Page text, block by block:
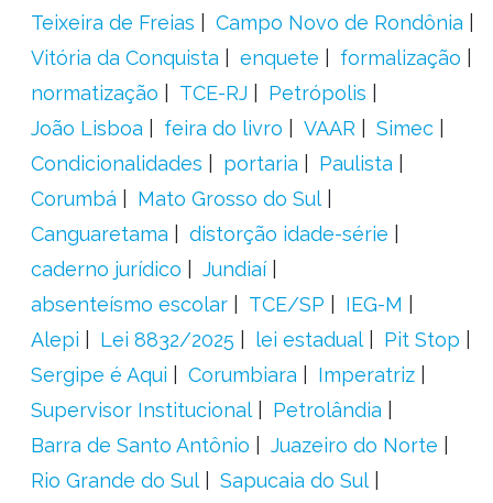
Teixeira de Freias
Campo Novo de Rondônia
Vitória da Conquista
enquete
formalização
normatização
TCE-RJ
Petrópolis
João Lisboa
feira do livro VAAR
Simec
Condicionalidades
portaria
Paulista
Corumbá
Mato Grosso do Sul
Canguaretama
distorção idade-série
caderno jurídico
Jundiaí
absenteísmo escolar
TCE/SP
IEG-M
Alepi
Lei 8832/2025 lei estadual
Pit Stop
Sergipe é Aqui
Corumbiara
Imperatriz
Supervisor Institucional
Petrolândia
Barra de Santo Antônio
Juazeiro do Norte
Rio Grande do Sul
Sapucaia do Sul